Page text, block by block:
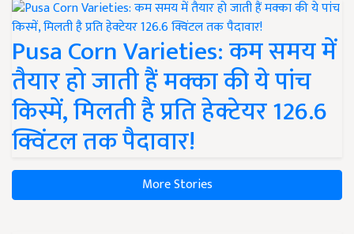
Pusa Corn Varieties: कम समय में
तैयार हो जाती हैं मक्का की ये पांच
किस्में, मिलती है प्रति हेक्टेयर 126.6
क्विंटल तक पैदावार!
More Stories